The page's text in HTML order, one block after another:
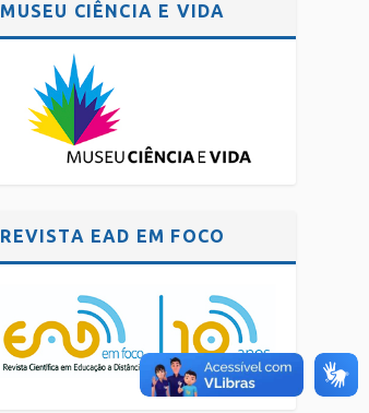
MUSEU CIÊNCIA E VIDA
REVISTA EAD EM FOCO